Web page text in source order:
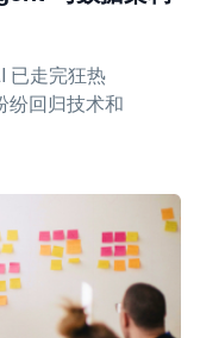
已走完狂热
纷回归技术和